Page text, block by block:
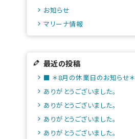
お知らせ
マリーナ情報
最近の投稿
■ ＊8月の休業日のお知らせ＊
ありがとうございました。
ありがとうございました。
ありがとうございました。
ありがとうございました。